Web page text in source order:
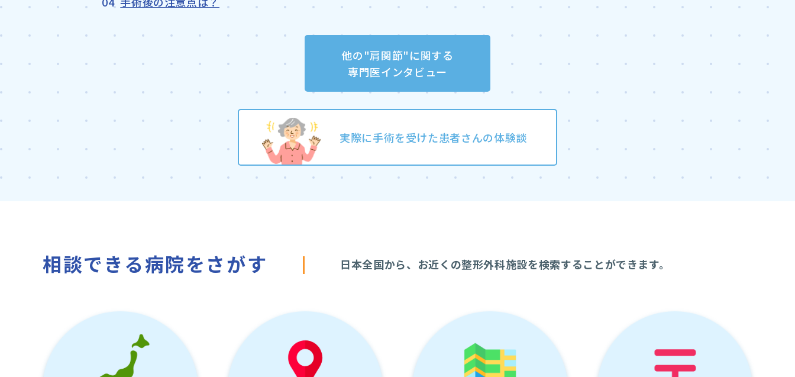
他の"肩関節"に関する
専門医インタビュー
実際に手術を受けた患者さんの体験談
相談できる病院をさがす 日本全国から、お近くの整形外科施設を検索することができます。